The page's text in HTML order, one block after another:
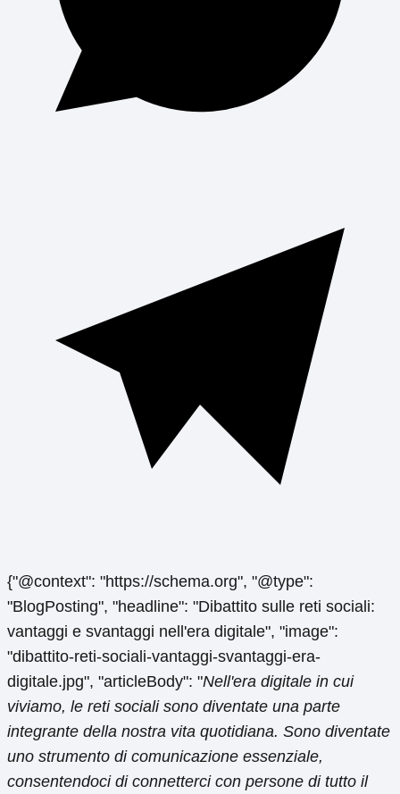
{"@context": "https://schema.org", "@type":
"BlogPosting", "headline": "Dibattito sulle reti sociali:
vantaggi e svantaggi nell'era digitale", "image":
"dibattito-reti-sociali-vantaggi-svantaggi-era-
digitale.jpg", "articleBody": "Nell'era digitale in cui
viviamo, le reti sociali sono diventate una parte
integrante della nostra vita quotidiana. Sono diventate
uno strumento di comunicazione essenziale,
consentendoci di connetterci con persone di tutto il